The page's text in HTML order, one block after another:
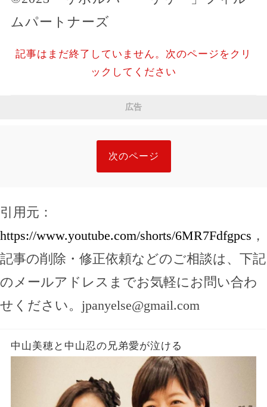
ムパートナーズ
記事はまだ終了していません。次のページをクリ
ックしてください
広告
次のページ
引用元：
https://www.youtube.com/shorts/6MR7Fdfgpcs ，
記事の削除・修正依頼などのご相談は、下記
のメールアドレスまでお気軽にお問い合わ
せください。 jpanyelse@gmail.com
中山美穂と中山忍の兄弟愛が泣ける